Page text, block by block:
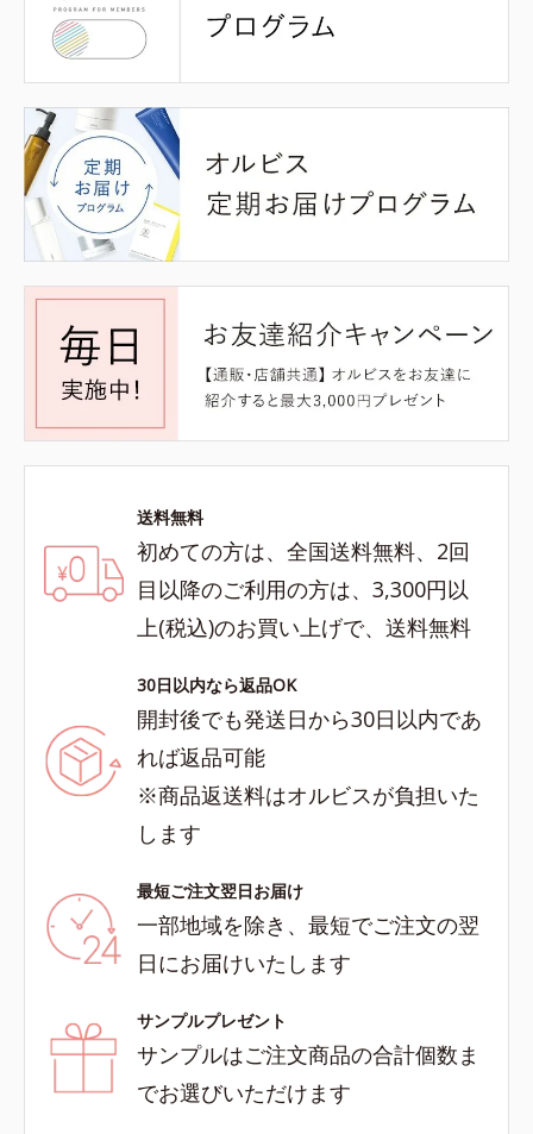
送料無料
初めての方は、全国送料無料、2回
目以降のご利用の方は、3,300円以
上(税込)のお買い上げで、送料無料
30日以内なら返品OK
開封後でも発送日から30日以内であ
れば返品可能
※商品返送料はオルビスが負担いた
します
最短ご注文翌日お届け
一部地域を除き、最短でご注文の翌
日にお届けいたします
サンプルプレゼント
サンプルはご注文商品の合計個数ま
でお選びいただけます